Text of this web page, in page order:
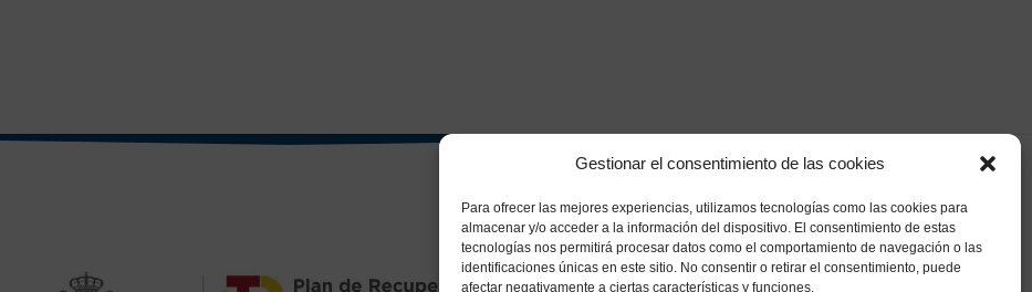
Gestionar el consentimiento de las cookies
Para ofrecer las mejores experiencias, utilizamos tecnologías como las cookies para
almacenar y/o acceder a la información del dispositivo. El consentimiento de estas
tecnologías nos permitirá procesar datos como el comportamiento de navegación o las
identificaciones únicas en este sitio. No consentir o retirar el consentimiento, puede
afectar negativamente a ciertas características y funciones.